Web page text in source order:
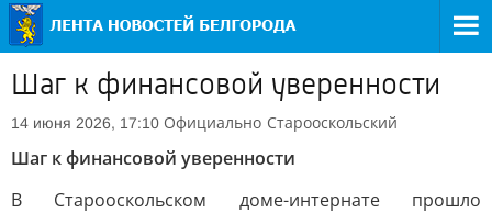
Шаг к финансовой уверенности
14 июня 2026, 17:10 Официально Старооскольский
Шаг к финансовой уверенности
В Старооскольском доме-интернате прошло